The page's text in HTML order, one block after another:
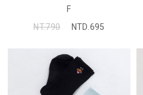
F
NT.790
NTD.695